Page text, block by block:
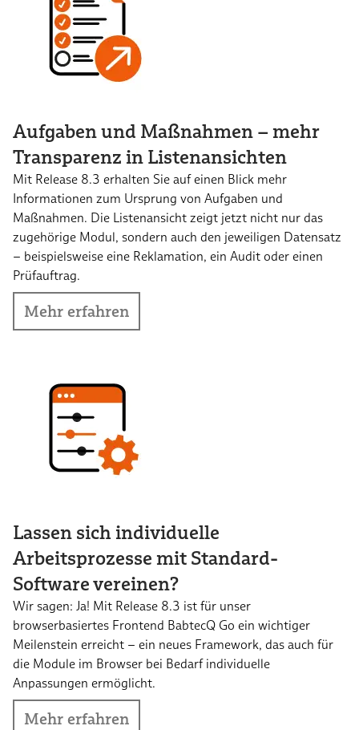
Aufgaben und Maßnahmen – mehr
Transparenz in Listenansichten
Mit Release 8.3 erhalten Sie auf einen Blick mehr
Informationen zum Ursprung von Aufgaben und
Maßnahmen. Die Listenansicht zeigt jetzt nicht nur das
zugehörige Modul, sondern auch den jeweiligen Datensatz
– beispielsweise eine Reklamation, ein Audit oder einen
Prüfauftrag.
Mehr erfahren
Lassen sich individuelle
Arbeitsprozesse mit Standard-
Software vereinen?
Wir sagen: Ja! Mit Release 8.3 ist für unser
browserbasiertes Frontend BabtecQ Go ein wichtiger
Meilenstein erreicht – ein neues Framework, das auch für
die Module im Browser bei Bedarf individuelle
Anpassungen ermöglicht.
Mehr erfahren